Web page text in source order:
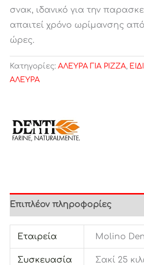
σνακ, ιδανικό για την
απαιτεί χρόνο ωρίμανσης από
ώρες.
Κατηγορίες: ΑΛΕΥΡΑ ΓΙΑ PIZZA,
ΑΛΕΥΡΑ
Επιπλέον πληροφορίες
Εταιρεία Molino
Συσκευασία Σακί 25